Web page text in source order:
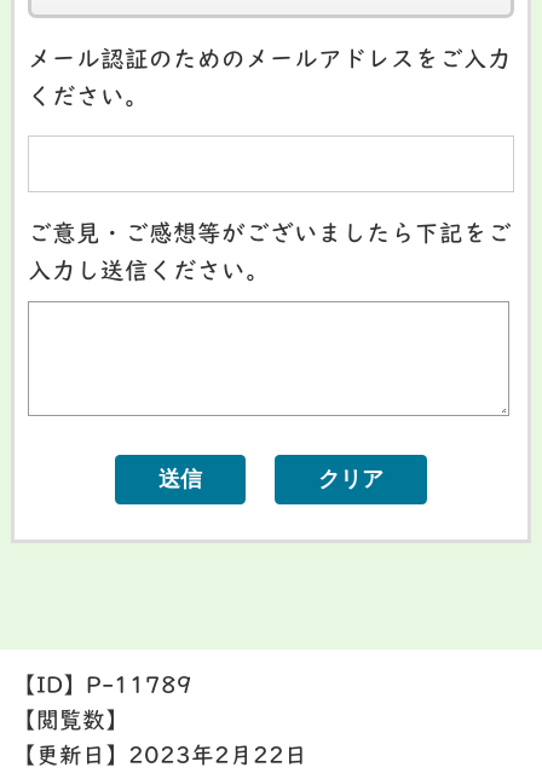
メール認証のためのメールアドレスをご入力
ください。
ご意見・ご感想等がございましたら下記をご
入力し送信ください。
【ID】 P-11789
【閲覧数】
【更新日】 2023年2月22日